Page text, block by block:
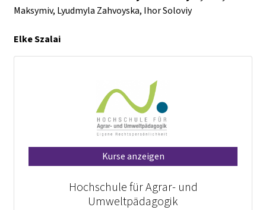
Maksymiv, Lyudmyla Zahvoyska, Ihor Soloviy
Elke Szalai
Kurse anzeigen
Hochschule für Agrar- und
Umweltpädagogik